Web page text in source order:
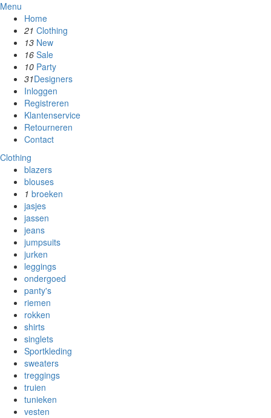
Menu
Home
21 Clothing
13 New
16 Sale
10 Party
31Designers
Inloggen
Registreren
Klantenservice
Retourneren
Contact
Clothing
blazers
blouses
1 broeken
jasjes
jassen
jeans
jumpsuits
jurken
leggings
ondergoed
panty's
riemen
rokken
shirts
singlets
Sportkleding
sweaters
treggings
truien
tunieken
vesten